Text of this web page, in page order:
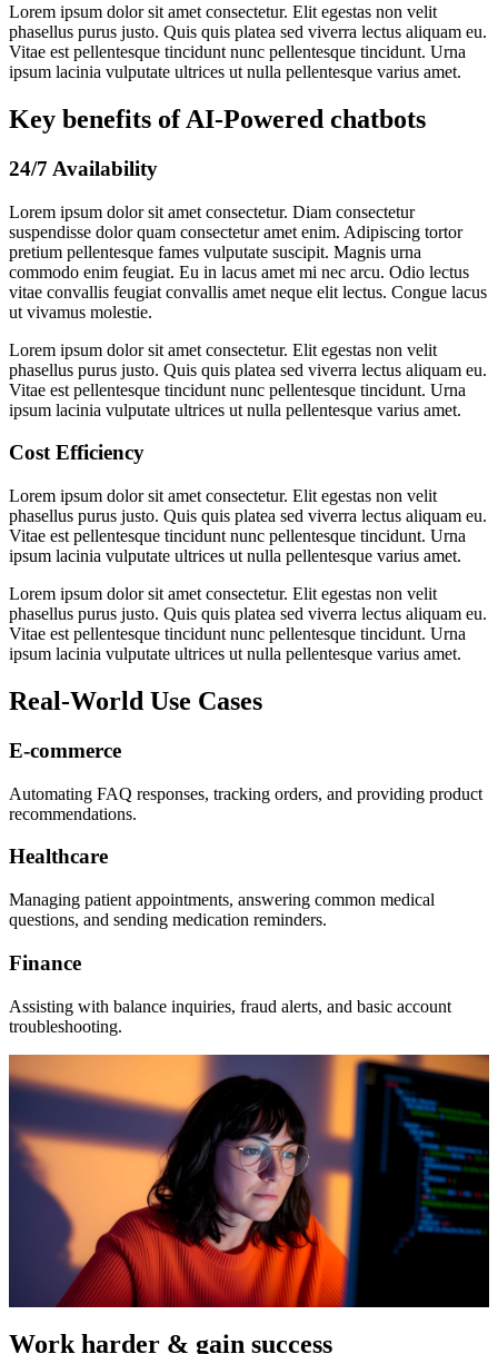
Lorem ipsum dolor sit amet consectetur. Elit egestas non velit
phasellus purus justo. Quis quis platea sed viverra lectus aliquam eu.
Vitae est pellentesque tincidunt nunc pellentesque tincidunt. Urna
ipsum lacinia vulputate ultrices ut nulla pellentesque varius amet.
Key benefits of AI-Powered chatbots
24/7 Availability
Lorem ipsum dolor sit amet consectetur. Diam consectetur
suspendisse dolor quam consectetur amet enim. Adipiscing tortor
pretium pellentesque fames vulputate suscipit. Magnis urna
commodo enim feugiat. Eu in lacus amet mi nec arcu. Odio lectus
vitae convallis feugiat convallis amet neque elit lectus. Congue lacus
ut vivamus molestie.
Lorem ipsum dolor sit amet consectetur. Elit egestas non velit
phasellus purus justo. Quis quis platea sed viverra lectus aliquam eu.
Vitae est pellentesque tincidunt nunc pellentesque tincidunt. Urna
ipsum lacinia vulputate ultrices ut nulla pellentesque varius amet.
Cost Efficiency
Lorem ipsum dolor sit amet consectetur. Elit egestas non velit
phasellus purus justo. Quis quis platea sed viverra lectus aliquam eu.
Vitae est pellentesque tincidunt nunc pellentesque tincidunt. Urna
ipsum lacinia vulputate ultrices ut nulla pellentesque varius amet.
Lorem ipsum dolor sit amet consectetur. Elit egestas non velit
phasellus purus justo. Quis quis platea sed viverra lectus aliquam eu.
Vitae est pellentesque tincidunt nunc pellentesque tincidunt. Urna
ipsum lacinia vulputate ultrices ut nulla pellentesque varius amet.
Real-World Use Cases
E-commerce
Automating FAQ responses, tracking orders, and providing product
recommendations.
Healthcare
Managing patient appointments, answering common medical
questions, and sending medication reminders.
Finance
Assisting with balance inquiries, fraud alerts, and basic account
troubleshooting.
Work harder & gain success